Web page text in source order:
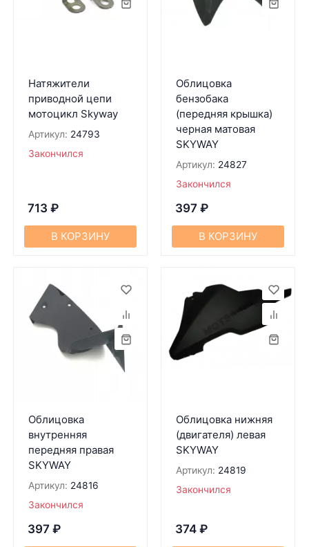
Натяжители
приводной цепи
мотоцикл Skyway
Артикул: 24793
Закончился
713 ₽
В КОРЗИНУ
Облицовка
бензобака
(передняя крышка)
черная матовая
SKYWAY
Артикул: 24827
Закончился
397 ₽
В КОРЗИНУ
Облицовка
внутренняя
передняя правая
SKYWAY
Артикул: 24816
Закончился
397 ₽
Облицовка нижняя
(двигателя) левая
SKYWAY
Артикул: 24819
Закончился
374 ₽